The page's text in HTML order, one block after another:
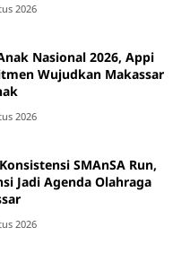
2026
Nasional 2026, Appi
Wujudkan Makassar
2026
SMAnSA Run,
Jadi Agenda Olahraga
2026